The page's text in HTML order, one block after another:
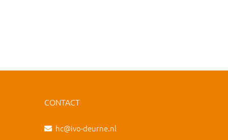
CONTACT
hc@ivo-deurne.nl